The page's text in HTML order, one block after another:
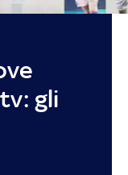
gli